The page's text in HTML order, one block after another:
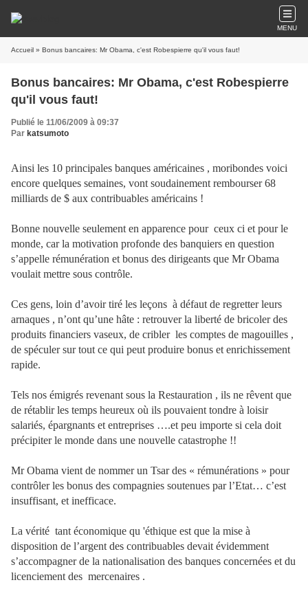
MENU
Accueil » Bonus bancaires: Mr Obama, c'est Robespierre qu'il vous faut!
Bonus bancaires: Mr Obama, c'est Robespierre
qu'il vous faut!
Publié le 11/06/2009 à 09:37
Par katsumoto
Ainsi les 10 principales banques américaines , moribondes voici
encore quelques semaines, vont soudainement rembourser 68
milliards de $ aux contribuables américains !
Bonne nouvelle seulement en apparence pour ceux ci et pour le
monde, car la motivation profonde des banquiers en question
s’appelle rémunération et bonus des dirigeants que Mr Obama
voulait mettre sous contrôle.
Ces gens, loin d’avoir tiré les leçons à défaut de regretter leurs
arnaques , n’ont qu’une hâte : retrouver la liberté de bricoler des
produits financiers vaseux, de cribler les comptes de magouilles ,
de spéculer sur tout ce qui peut produire bonus et enrichissement
rapide.
Tels nos émigrés revenant sous la Restauration , ils ne rêvent que
de rétablir les temps heureux où ils pouvaient tondre à loisir
salariés, épargnants et entreprises ….et peu importe si cela doit
précipiter le monde dans une nouvelle catastrophe !!
Mr Obama vient de nommer un Tsar des « rémunérations » pour
contrôler les bonus des compagnies soutenues par l’Etat… c’est
insuffisant, et inefficace.
La vérité tant économique qu 'éthique est que la mise à
disposition de l’argent des contribuables devait évidemment
s’accompagner de la nationalisation des banques concernées et du
licenciement des mercenaires .